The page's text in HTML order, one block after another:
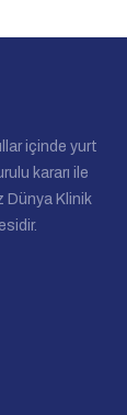
içinde yurt
kararı ile
Dünya Klinik